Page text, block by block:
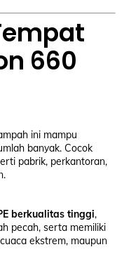
660
ini mampu
banyak. Cocok
pabrik, perkantoran,
berkualitas tinggi,
pecah, serta memiliki
ekstrem, maupun